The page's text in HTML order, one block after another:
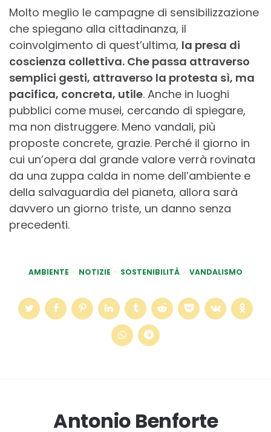
Molto meglio le campagne di sensibilizzazione
che spiegano alla cittadinanza, il
coinvolgimento di quest’ultima, la presa di
coscienza collettiva. Che passa attraverso
semplici gesti, attraverso la protesta sì, ma
pacifica, concreta, utile. Anche in luoghi
pubblici come musei, cercando di spiegare,
ma non distruggere. Meno vandali, più
proposte concrete, grazie. Perché il giorno in
cui un’opera dal grande valore verrà rovinata
da una zuppa calda in nome dell’ambiente e
della salvaguardia del pianeta, allora sarà
davvero un giorno triste, un danno senza
precedenti.
AMBIENTE NOTIZIE SOSTENIBILITÀ VANDALISMO
Antonio Benforte